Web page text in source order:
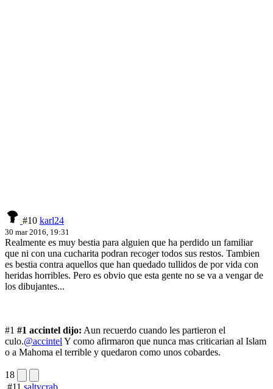
#10 karl24
30 mar 2016, 19:31
Realmente es muy bestia para alguien que ha perdido un familiar
que ni con una cucharita podran recoger todos sus restos. Tambien
es bestia contra aquellos que han quedado tullidos de por vida con
heridas horribles. Pero es obvio que esta gente no se va a vengar de
los dibujantes...
#1 #1 accintel dijo: Aun recuerdo cuando les partieron el
culo.@accintel Y como afirmaron que nunca mas criticarian al Islam
o a Mahoma el terrible y quedaron como unos cobardes.
18
#11 saltycrab